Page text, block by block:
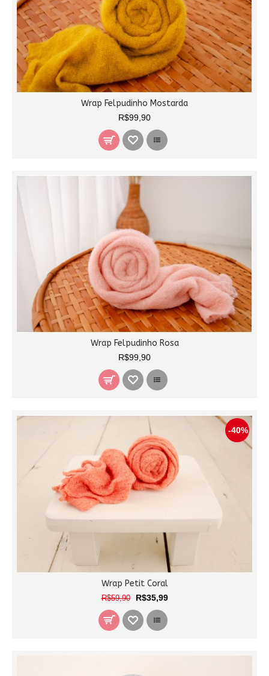
Wrap Felpudinho Mostarda
R$99,90
Wrap Felpudinho Rosa
R$99,90
-40%
Wrap Petit Coral
R$59,90 R$35,99